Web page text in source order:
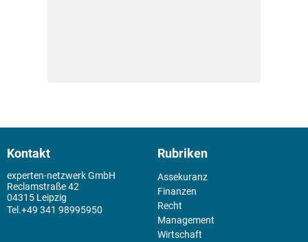
Kontakt
experten-netzwerk GmbH
Reclamstraße 42
04315 Leipzig
+49 341 98995950
Rubriken
Assekuranz
Finanzen
Recht
Management
Wirtschaft